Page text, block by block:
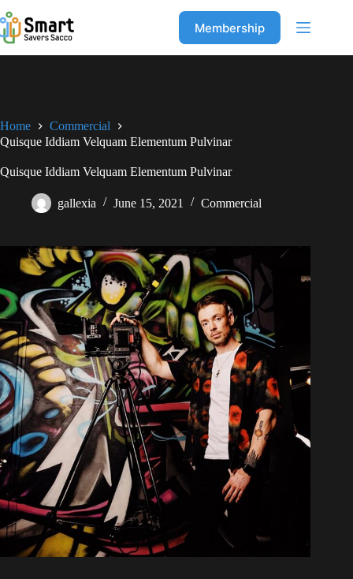
to
content
Membership
Home
Commercial
Quisque Iddiam Velquam Elementum Pulvinar
Quisque Iddiam Velquam Elementum Pulvinar
gallexia June 15, 2021 Commercial